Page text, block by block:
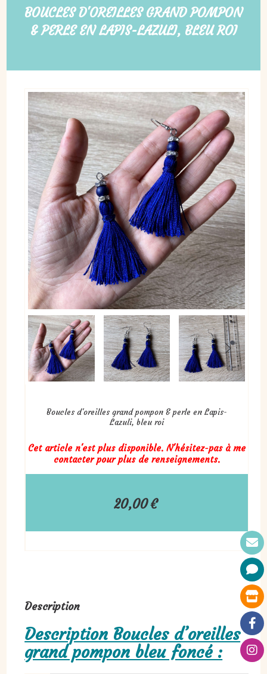
BOUCLES D'OREILLES GRAND POMPON
& PERLE EN LAPIS-LAZULI, BLEU ROI
Boucles d'oreilles grand pompon & perle en Lapis-
Lazuli, bleu roi
20,00€
Cet article n'est plus disponible. N'hésitez-pas à me
contacter pour plus de renseignements.
Description
Description Boucles d’oreilles
grand pompon bleu foncé :